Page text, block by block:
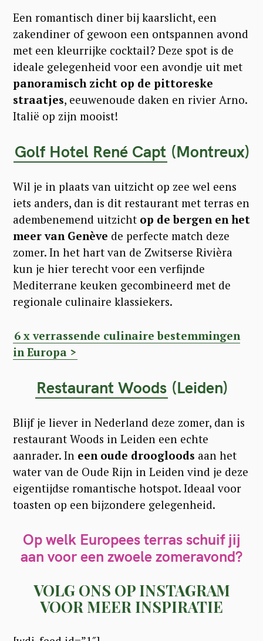
Een romantisch diner bij kaarslicht, een
zakendiner of gewoon een ontspannen avond
met een kleurrijke cocktail? Deze spot is de
ideale gelegenheid voor een avondje uit met
panoramisch zicht op de pittoreske
straatjes, eeuwenoude daken en rivier Arno.
Italië op zijn mooist!
Golf Hotel René Capt (Montreux)
Wil je in plaats van uitzicht op zee wel eens
iets anders, dan is dit restaurant met terras en
adembenemend uitzicht op de bergen en het
meer van Genève de perfecte match deze
zomer. In het hart van de Zwitserse Rivièra
kun je hier terecht voor een verfijnde
Mediterrane keuken gecombineerd met de
regionale culinaire klassiekers.
6 x verrassende culinaire bestemmingen
in Europa >
Restaurant Woods (Leiden)
Blijf je liever in Nederland deze zomer, dan is
restaurant Woods in Leiden een echte
aanrader. In een oude droogloods aan het
water van de Oude Rijn in Leiden vind je deze
eigentijdse romantische hotspot. Ideaal voor
toasten op een bijzondere gelegenheid.
Op welk Europees terras schuif jij
aan voor een zwoele zomeravond?
VOLG ONS OP INSTAGRAM
VOOR MEER INSPIRATIE
: